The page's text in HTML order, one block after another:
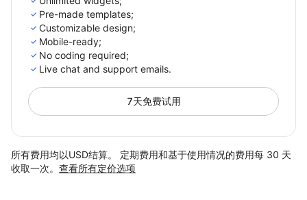
Pre-made templates;
Customizable design;
Mobile-ready;
No coding required;
Live chat and support emails.
7天免费试用
所有费用均以USD结算。 定期费用和基于使用情况的费用每 30 天
收取一次。 查看所有定价选项